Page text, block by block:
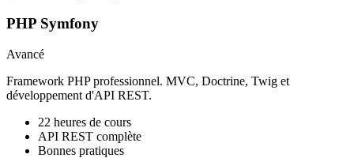
PHP Symfony
Avancé
Framework PHP professionnel. MVC, Doctrine, Twig et
développement d'API REST.
22 heures de cours
API REST complète
Bonnes pratiques